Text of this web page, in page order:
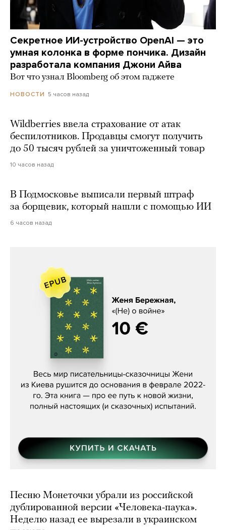
Секретное ИИ-устройство OpenAI — это
умная колонка в форме пончика. Дизайн
разработала компания Джони Айва
Вот что узнал Bloomberg об этом гаджете
НОВОСТИ 5 часов назад
Wildberries ввела страхование от атак
беспилотников. Продавцы смогут получить
до 50 тысяч рублей за уничтоженный товар
10 часов назад
В Подмосковье выписали первый штраф
за борщевик, который нашли с помощью ИИ
6 часов назад
Женя Бережная, «(Не) о войне»
Песню Монеточки убрали из российской
дублированной версии «Человека-паука».
Неделю назад ее вырезали в украинском